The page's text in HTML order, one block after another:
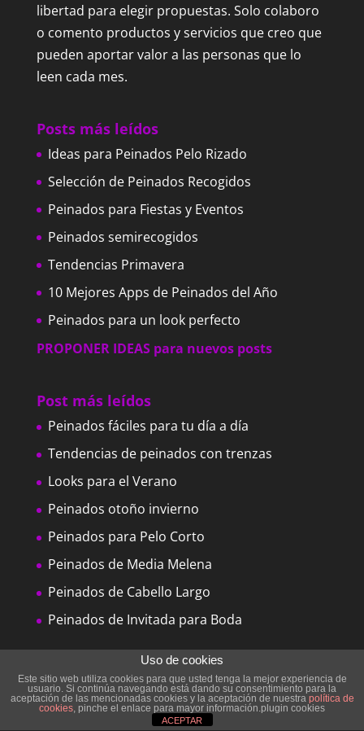
libertad para elegir propuestas. Solo colaboro
o comento productos y servicios que creo que
pueden aportar valor a las personas que lo
leen cada mes.
Posts más leídos
Ideas para Peinados Pelo Rizado
Selección de Peinados Recogidos
Peinados para Fiestas y Eventos
Peinados semirecogidos
Tendencias Primavera
10 Mejores Apps de Peinados del Año
Peinados para un look perfecto
PROPONER IDEAS para nuevos posts
Post más leídos
Peinados fáciles para tu día a día
Tendencias de peinados con trenzas
Looks para el Verano
Peinados otoño invierno
Peinados para Pelo Corto
Peinados de Media Melena
Peinados de Cabello Largo
Peinados de Invitada para Boda
Uso de cookies
Este sitio web utiliza cookies para que usted tenga la mejor experiencia de
usuario. Si continúa navegando está dando su consentimiento para la
aceptación de las mencionadas cookies y la aceptación de nuestra política de
cookies, pinche el enlace para mayor información.plugin cookies
ACEPTAR